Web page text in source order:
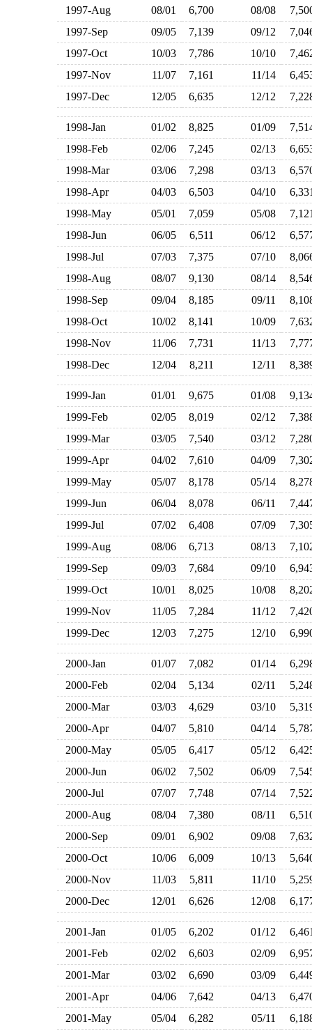
1997-Aug
08/01 6,700 08/08
1997-Sep
09/05 7,139 09/12
1997-Oct
10/03 7,786 10/10
1997-Nov
11/07 7,161 11/14
1997-Dec
12/05 6,635 12/12
1998-Jan 01/02 8,825 01/09
1998-Feb
02/06 7,245 02/13
1998-Mar
03/06 7,298 03/13
1998-Apr
04/03 6,503 04/10
1998-May
05/01 7,059 05/08
1998-Jun
06/05 6,511 06/12
1998-Jul
07/03 7,375 07/10
1998-Aug
08/07 9,130 08/14
1998-Sep
09/04 8,185 09/11
1998-Oct
10/02 8,141 10/09
1998-Nov
11/06 7,731 11/13
1998-Dec
12/04 8,211 12/11
1999-Jan 01/01 9,675 01/08
1999-Feb
02/05 8,019 02/12
1999-Mar
03/05 7,540 03/12
1999-Apr
04/02 7,610 04/09
1999-May
05/07 8,178 05/14
1999-Jun
06/04 8,078 06/11
1999-Jul
07/02 6,408 07/09
1999-Aug
08/06 6,713 08/13
1999-Sep
09/03 7,684 09/10
1999-Oct
10/01 8,025 10/08
1999-Nov
11/05 7,284 11/12
1999-Dec
12/03 7,275 12/10
2000-Jan 01/07 7,082 01/14
2000-Feb
02/04 5,134 02/11
2000-Mar
03/03 4,629 03/10
2000-Apr
04/07 5,810 04/14
2000-May
05/05 6,417 05/12
2000-Jun
06/02 7,502 06/09
2000-Jul
07/07 7,748 07/14
2000-Aug
08/04 7,380 08/11
2000-Sep
09/01 6,902 09/08
2000-Oct
10/06 6,009 10/13
2000-Nov
11/03 5,811 11/10
2000-Dec
12/01 6,626 12/08
2001-Jan 01/05 6,202 01/12
2001-Feb
02/02 6,603 02/09
2001-Mar
03/02 6,690 03/09
2001-Apr
04/06 7,642 04/13
2001-May
05/04 6,282 05/11